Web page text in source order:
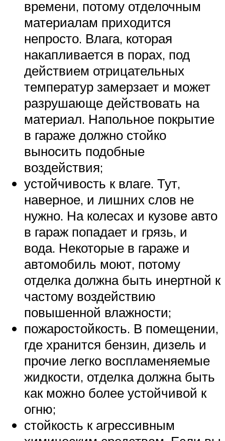
времени, потому отделочным
материалам приходится
непросто. Влага, которая
накапливается в порах, под
действием отрицательных
температур замерзает и может
разрушающе действовать на
материал. Напольное покрытие
в гараже должно стойко
выносить подобные
воздействия;
устойчивость к влаге. Тут,
наверное, и лишних слов не
нужно. На колесах и кузове авто
в гараж попадает и грязь, и
вода. Некоторые в гараже и
автомобиль моют, потому
отделка должна быть инертной к
частому воздействию
повышенной влажности;
пожаростойкость. В помещении,
где хранится бензин, дизель и
прочие легко воспламеняемые
жидкости, отделка должна быть
как можно более устойчивой к
огню;
стойкость к агрессивным